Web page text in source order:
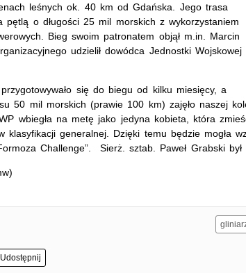
leśnych ok. 40 km od Gdańska. Jego trasa
pętlą o długości 25 mil morskich z wykorzystaniem
Bieg swoim patronatem objął m.in. Marcin
udzielił dowódca Jednostki Wojskowej
przygotowywało się do biegu od kilku miesięcy, a
50 mil morskich (prawie 100 km) zajęło naszej
wbiegła na metę jako jedyna kobieta, która
klasyfikacji generalnej. Dzięki temu będzie mogła
Challenge”. Sierż. sztab. Paweł Grabski
Udostępnij